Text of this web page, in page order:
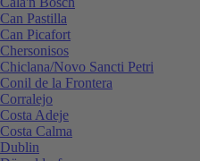
Can Pastilla
Can Picafort
Chersonisos
Chiclana/Novo Sancti Petri
Conil de la Frontera
Corralejo
Costa Adeje
Costa Calma
Dublin